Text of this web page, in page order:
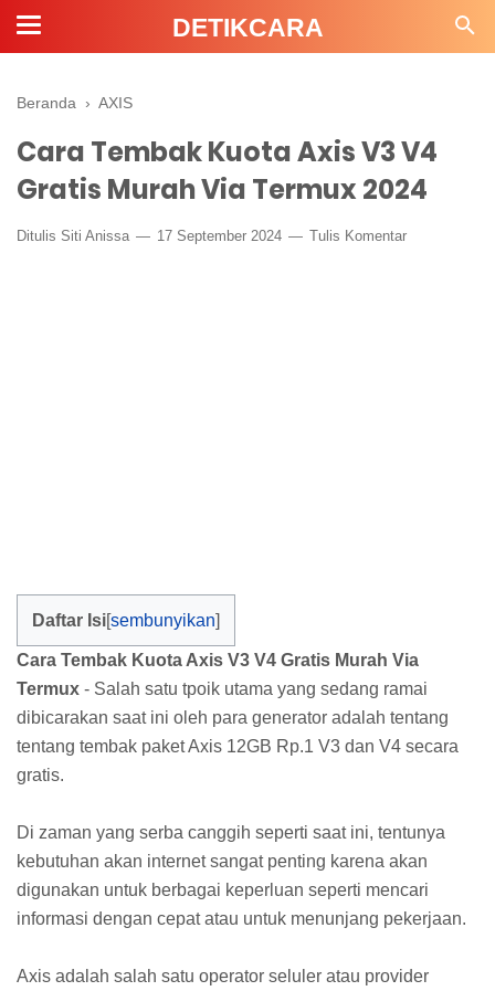
DETIKCARA
Beranda › AXIS
Cara Tembak Kuota Axis V3 V4
Gratis Murah Via Termux 2024
Ditulis Siti Anissa 17 September 2024 Tulis Komentar
Daftar Isi
Cara Tembak Kuota Axis V3 V4 Gratis Murah Via
Termux - Salah satu tpoik utama yang sedang ramai
dibicarakan saat ini oleh para generator adalah tentang
tentang tembak paket Axis 12GB Rp.1 V3 dan V4 secara
gratis.
Di zaman yang serba canggih seperti saat ini, tentunya
kebutuhan akan internet sangat penting karena akan
digunakan untuk berbagai keperluan seperti mencari
informasi dengan cepat atau untuk menunjang pekerjaan.
Axis adalah salah satu operator seluler atau provider